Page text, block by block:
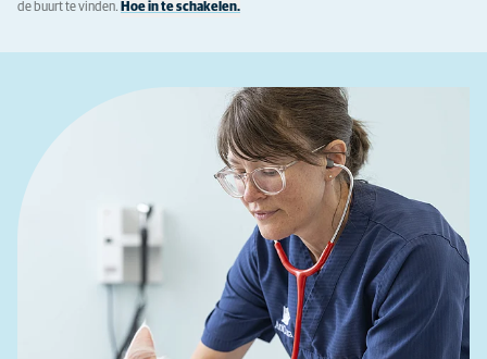
de buurt te vinden. Hoe in te schakelen.